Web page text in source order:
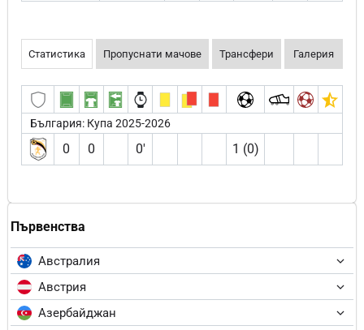
Първенства
Австралия
Австрия
Азербайджан
Статистика Пропуснати мачове Трансфери Галерия
България: Купа 2025-2026
0 0 0′ 1 (0)